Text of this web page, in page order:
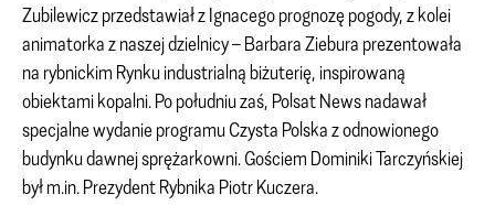
Zubilewicz przedstawiał z Ignacego prognozę pogody, z kolei
animatorka z naszej dzielnicy – Barbara Ziebura prezentowała
na rybnickim Rynku industrialną biżuterię, inspirowaną
obiektami kopalni. Po południu zaś, Polsat News nadawał
specjalne wydanie programu Czysta Polska z odnowionego
budynku dawnej sprężarkowni. Gościem Dominiki Tarczyńskiej
był m.in. Prezydent Rybnika Piotr Kuczera.